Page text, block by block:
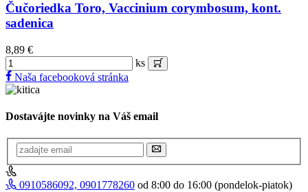
Čučoriedka Toro, Vaccinium corymbosum, kont.
sadenica
8,89 €
ks
Naša facebooková stránka
Dostavájte novinky na Váš email
0910586092, 0901778260 od 8:00 do 16:00 (pondelok-piatok)